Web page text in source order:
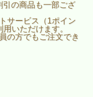
の商品も一部ござ
サービス（1ポイン
いただけます。
の方でもご注文でき